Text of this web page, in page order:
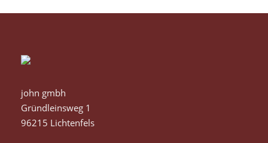
john gmbh
Gründleinsweg 1
96215 Lichtenfels